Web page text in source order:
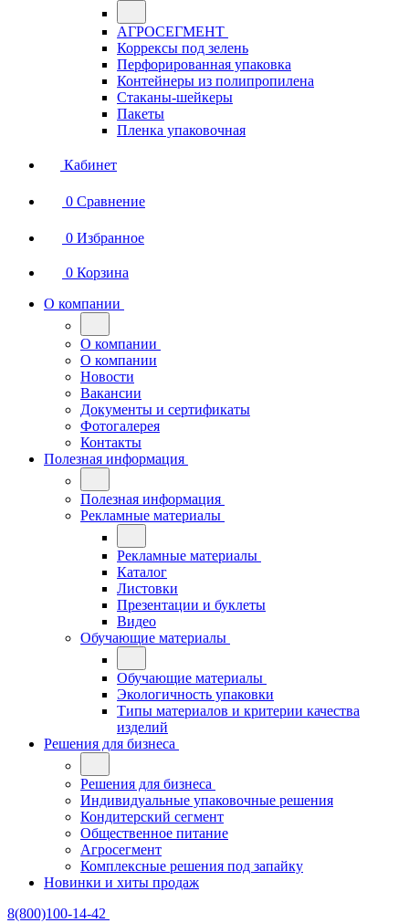
АГРОСЕГМЕНТ
Коррексы под зелень
Перфорированная упаковка
Контейнеры из полипропилена
Стаканы-шейкеры
Пакеты
Пленка упаковочная
Кабинет
0 Сравнение
0 Избранное
0 Корзина
О компании
О компании
О компании
Новости
Вакансии
Документы и сертификаты
Фотогалерея
Контакты
Полезная информация
Полезная информация
Рекламные материалы
Рекламные материалы
Каталог
Листовки
Презентации и буклеты
Видео
Обучающие материалы
Обучающие материалы
Экологичность упаковки
Типы материалов и критерии качества
изделий
Решения для бизнеса
Решения для бизнеса
Индивидуальные упаковочные решения
Кондитерский сегмент
Общественное питание
Агросегмент
Комплексные решения под запайку
Новинки и хиты продаж
8(800)100-14-42